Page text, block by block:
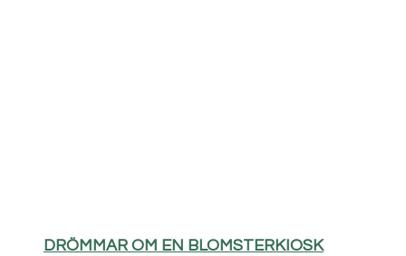
DRÖMMAR OM EN BLOMSTERKIOSK